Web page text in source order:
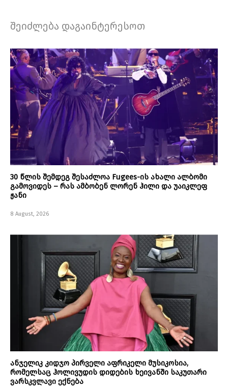
შეიძლება დაგაინტერესოთ
30 წლის შემდეგ შესაძლოა Fugees-ის ახალი ალბომი
გამოვიდეს – რას ამბობენ ლორენ ჰილი და უაიკლეფ
ჟანი
8 August, 2026
ანჯელიკ კიდჯო პირველი აფრიკელი მუსიკოსია,
რომელსაც ჰოლივუდის დიდების ხეივანში საკუთარი
ვარსკვლავი ექნება